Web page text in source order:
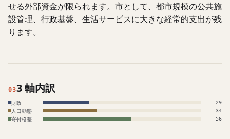
せる外部資金が限られます。市として、都市規模の公共施
設管理、行政基盤、生活サービスに大きな経常的支出が残
ります。
033 軸内訳
財政 29
人口動態 34
寄付格差 56